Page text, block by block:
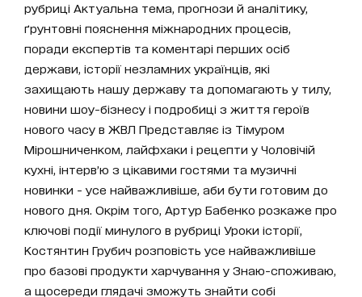
рубриці Актуальна тема, прогнози й аналітику,
ґрунтовні пояснення міжнародних процесів,
поради експертів та коментарі перших осіб
держави, історії незламних українців, які
захищають нашу державу та допомагають у тилу,
новини шоу-бізнесу і подробиці з життя героїв
нового часу в ЖВЛ Представляє із Тімуром
Мірошниченком, лайфхаки і рецепти у Чоловічій
кухні, інтерв’ю з цікавими гостями та музичні
новинки - усе найважливіше, аби бути готовим до
нового дня. Окрім того, Артур Бабенко розкаже про
ключові події минулого в рубриці Уроки історії,
Костянтин Грубич розповість усе найважливіше
про базові продукти харчування у Знаю-споживаю,
а щосереди глядачі зможуть знайти собі